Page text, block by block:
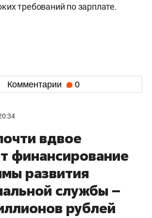
требований по зарплате.
Комментарии 0
вдвое
финансирование
развития
службы –
рублей